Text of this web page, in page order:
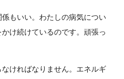
もいい。わたしの病気につい
け続けているのです。頑張っ
ければなりません。エネルギ